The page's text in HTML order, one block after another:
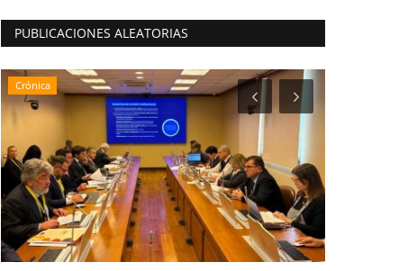
PUBLICACIONES ALEATORIAS
Crónica